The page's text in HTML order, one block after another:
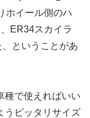
ホイール側のハ
ER34スカイラ
ということがあ
種で使えればいい
うピッタリサイズ